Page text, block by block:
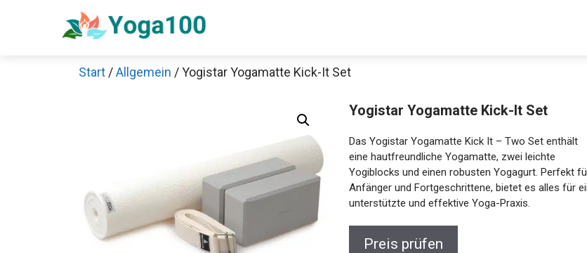
Start /Allgemein / Yogistar Yogamatte Kick-It Set
Yogistar Yogamatte Kick-It Set
Das Yogistar Yogamatte Kick It – Two Set enthält
eine hautfreundliche Yogamatte, zwei leichte
Yogiblocks und einen robusten Yogagurt. Perfekt für
Anfänger und Fortgeschrittene, bietet es alles für
eine unterstützte und effektive Yoga-Praxis.
Preis prüfen
Jetzt anschauen